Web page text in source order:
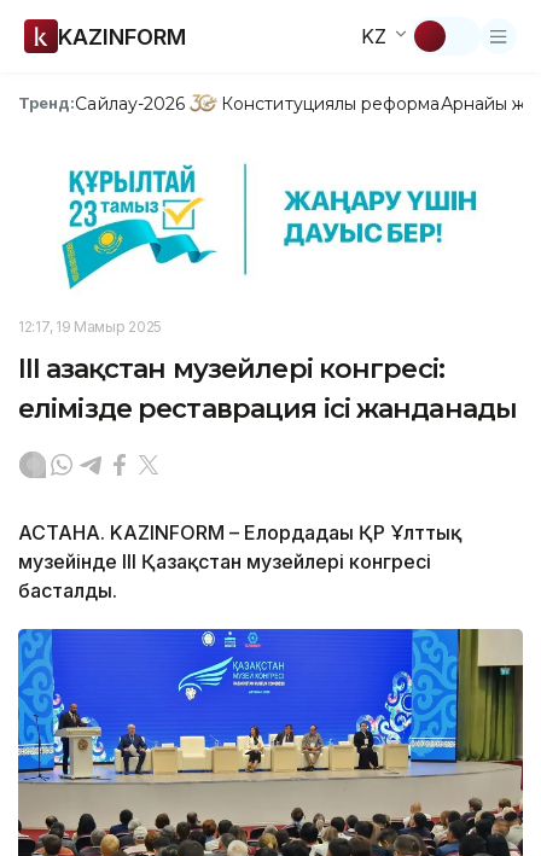
KAZINFORM KZ
Тренд:Сайлау-2026 Конституциялық реформаАрнайы
12:17, 19 Мамыр 2025
ІІІ Қазақстан музейлері конгресі:
елімізде реставрация ісі жанданады
АСТАНА. KAZINFORM – Елордадағы ҚР Ұлттық
музейінде ІІІ Қазақстан музейлері конгресі
басталды.